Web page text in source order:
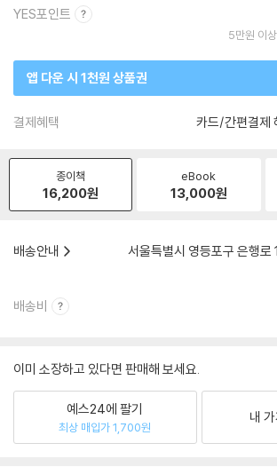
YES포인트
5만원 이
앱 다운 시 1천원 상품권
결제혜택 카드/간편결제
종이책
16,200원
eBook
13,000원
배송안내
서울특별시 영등포구 은행로
배송비
이미 소장하고 있다면 판매해 보세요.
예스24에 팔기
최상 매입가 1,700원
내